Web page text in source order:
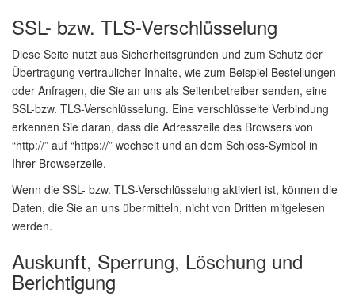
SSL- bzw. TLS-Verschlüsselung
Diese Seite nutzt aus Sicherheitsgründen und zum Schutz der
Übertragung vertraulicher Inhalte, wie zum Beispiel Bestellungen
oder Anfragen, die Sie an uns als Seitenbetreiber senden, eine
SSL-bzw. TLS-Verschlüsselung. Eine verschlüsselte Verbindung
erkennen Sie daran, dass die Adresszeile des Browsers von
“http://” auf “https://” wechselt und an dem Schloss-Symbol in
Ihrer Browserzeile.
Wenn die SSL- bzw. TLS-Verschlüsselung aktiviert ist, können die
Daten, die Sie an uns übermitteln, nicht von Dritten mitgelesen
werden.
Auskunft, Sperrung, Löschung und
Berichtigung